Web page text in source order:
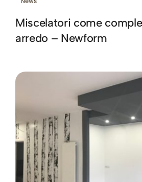
Miscelatori come
arredo – Newform